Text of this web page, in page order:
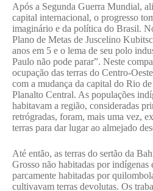
Após a Segunda Guerra Mundial,
capital internacional, o progresso
imaginário e da política do Brasil.
Plano de Metas de Juscelino
anos em 5 e o lema de seu polo
Paulo não pode parar”. Neste
ocupação das terras do Centro-
com a mudança da capital do Rio
Planalto Central. As populações
habitavam a região, consideradas
retrógradas, foram, mais uma vez,
terras para dar lugar ao almejado
Até então, as terras do sertão da
Grosso não habitadas por indígenas
parcamente habitadas por
cultivavam terras devolutas. Os